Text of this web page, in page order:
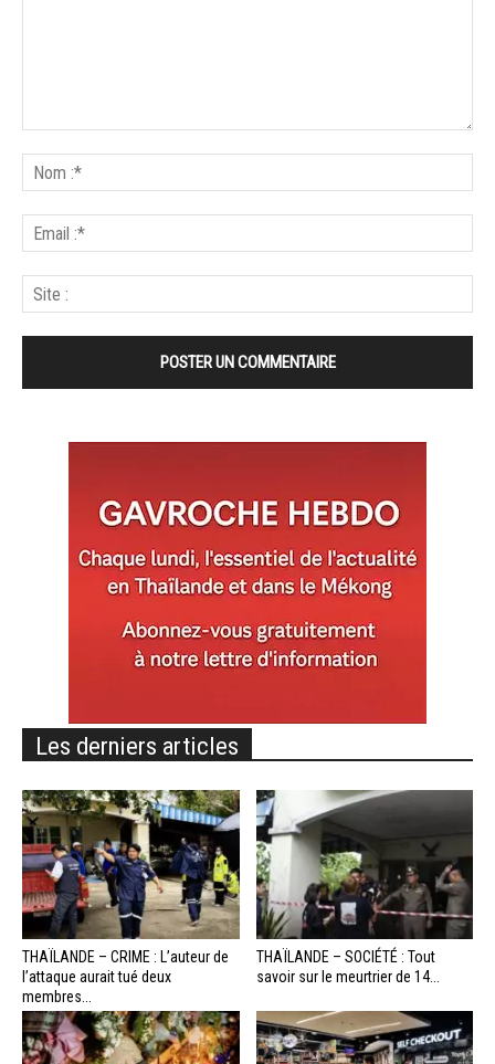
Les derniers articles
THAÏLANDE – CRIME : L’auteur de
l’attaque aurait tué deux
membres...
THAÏLANDE – SOCIÉTÉ : Tout
savoir sur le meurtrier de 14...